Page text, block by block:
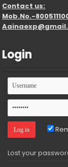
Contact us:
Mob.No.-
Login
Lost your